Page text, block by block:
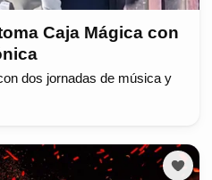
Caja Mágica con
dos jornadas de música y